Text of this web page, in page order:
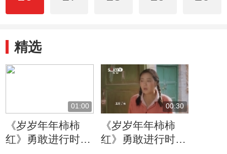
精选
01:00
《岁岁年年柿柿
红》勇敢进行时篇
00:30
《岁岁年年柿柿
红》勇敢进行时篇